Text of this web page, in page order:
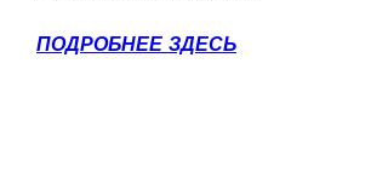
ПОДРОБНЕЕ ЗДЕСЬ